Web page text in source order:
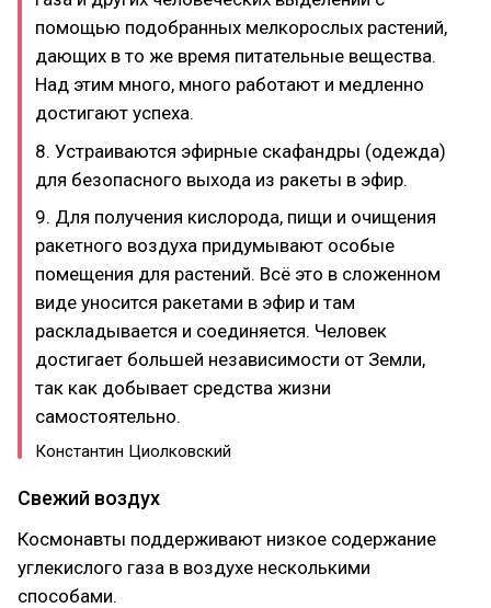
помощью подобранных мелкорослых растений,
дающих в то же время питательные вещества.
Над этим много, много работают и медленно
достигают успеха.
8. Устраиваются эфирные скафандры (одежда)
для безопасного выхода из ракеты в эфир.
9. Для получения кислорода, пищи и очищения
ракетного воздуха придумывают особые
помещения для растений. Всё это в сложенном
виде уносится ракетами в эфир и там
раскладывается и соединяется. Человек
достигает большей независимости от Земли,
так как добывает средства жизни
самостоятельно.
Константин Циолковский
Свежий воздух
Космонавты поддерживают низкое содержание
углекислого газа в воздухе несколькими
способами.